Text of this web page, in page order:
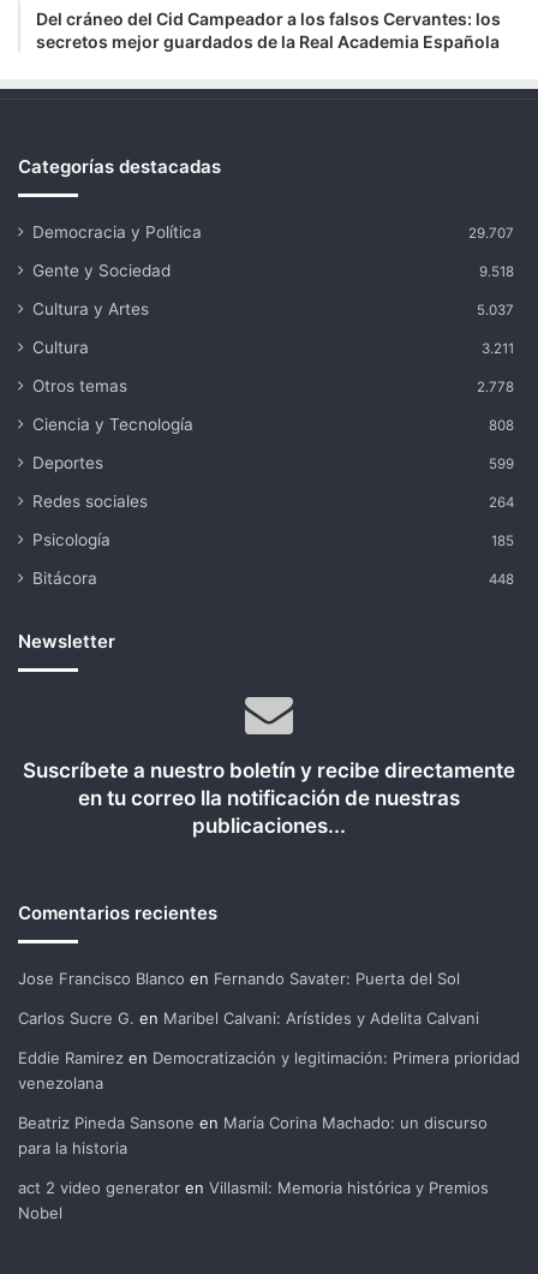
Del cráneo del Cid Campeador a los falsos Cervantes: los
secretos mejor guardados de la Real Academia Española
Categorías destacadas
Democracia y Política 29.707
Gente y Sociedad 9.518
Cultura y Artes 5.037
Cultura 3.211
Otros temas 2.778
Ciencia y Tecnología 808
Deportes 599
Redes sociales 264
Psicología 185
Bitácora 448
Newsletter
Suscríbete a nuestro boletín y recibe directamente
en tu correo lla notificación de nuestras
publicaciones...
Comentarios recientes
Jose Francisco Blanco en Fernando Savater: Puerta del Sol
Carlos Sucre G. en Maribel Calvani: Arístides y Adelita Calvani
Eddie Ramirez en Democratización y legitimación: Primera prioridad
venezolana
Beatriz Pineda Sansone en María Corina Machado: un discurso
para la historia
act 2 video generator en Villasmil: Memoria histórica y Premios
Nobel